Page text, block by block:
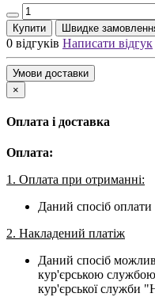
Купити Швидке
0 відгуків Написати відгук
Умови доставки
×
Оплата і доставка
Оплата:
1. Оплата при отриманні:
Даний спосіб
2. Накладений платіж
Даний спосіб
кур'єрською службою
кур'єрської служби